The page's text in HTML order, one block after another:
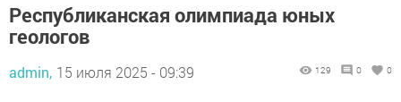
Республиканская олимпиада юных
геологов
admin, 15 июля 2025 - 09:39 129 0 0